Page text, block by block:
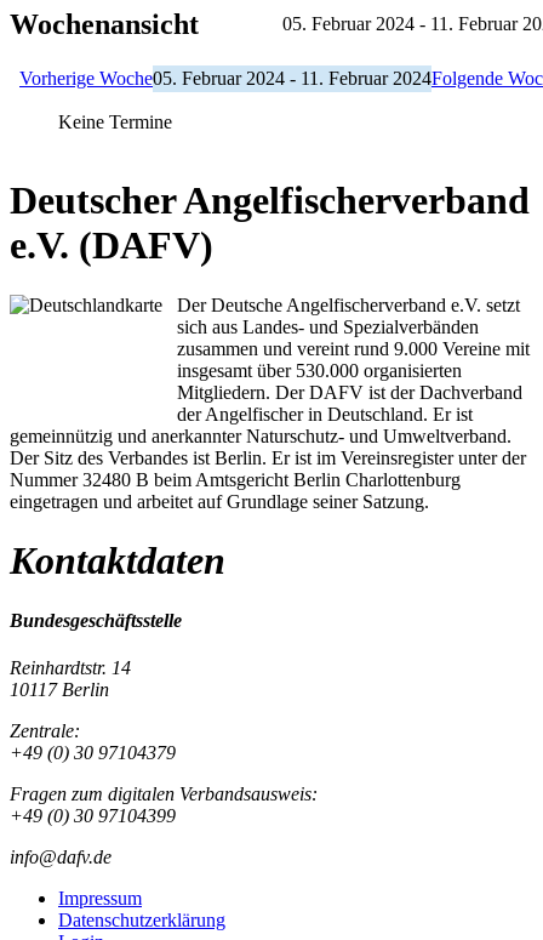
Wochenansicht 05. Februar 2024 - 11. Februar
Vorherige Woche05. Februar 2024 - 11. Februar 2024Folgende
Keine Termine
Deutscher Angelfischerverband
e.V. (DAFV)
Der Deutsche Angelfischerverband e.V. setzt
sich aus Landes- und Spezialverbänden
zusammen und vereint rund 9.000 Vereine mit
insgesamt über 530.000 organisierten
Mitgliedern. Der DAFV ist der Dachverband
der Angelfischer in Deutschland. Er ist
gemeinnützig und anerkannter Naturschutz- und Umweltverband.
Der Sitz des Verbandes ist Berlin. Er ist im Vereinsregister unter der
Nummer 32480 B beim Amtsgericht Berlin Charlottenburg
eingetragen und arbeitet auf Grundlage seiner Satzung.
Kontaktdaten
Bundesgeschäftsstelle
Reinhardtstr. 14
10117 Berlin
Zentrale:
+49 (0) 30 97104379
Fragen zum digitalen Verbandsausweis:
+49 (0) 30 97104399
info@dafv.de
Impressum
Datenschutzerklärung